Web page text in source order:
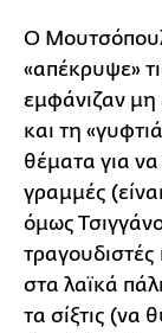
Ο
«απέκρυψε»
εμφάνιζαν μη
και τη
θέματα για
γραμμές
όμως
στα λαϊκά
τα σίξτις